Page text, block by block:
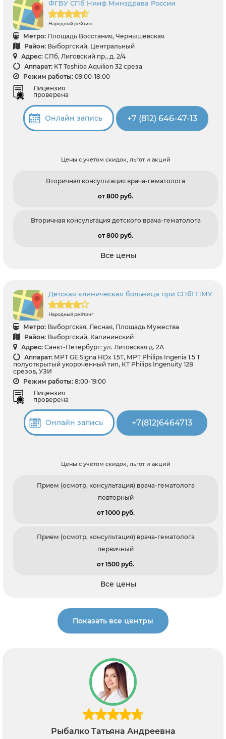
ФГБУ СПб Нииф Минздрава России
Народный рейтинг
Метро: Площадь Восстания, Чернышевская
Район: Выборгский, Центральный
Адрес: СПб, Лиговский пр., д. 2/4
Аппарат: КТ Toshiba Aquilion 32 среза
Режим работы: 09:00-18:00
Лицензия
проверена
Онлайн запись +7 (812) 646-47-13
Цены с учетом скидок, льгот и акций
Вторичная консультация врача-гематолога
от 800 pуб.
Вторичная консультация детского врача-гематолога
от 800 pуб.
Все цены
Детская клиническая больница при СПбГПМУ
Народный рейтинг
Метро: Выборгская, Лесная, Площадь Мужества
Район: Выборгский, Калининский
Адрес: Санкт-Петербург: ул. Литовская д. 2А
Аппарат: МРТ GЕ Signa HDx 1.5Т, МРТ Philips Ingenia 1.5 Т
полуоткрытый укороченный тип, КТ Philips Ingenuity 128
срезов, УЗИ
Режим работы: 8:00-19:00
Лицензия
проверена
Онлайн запись +7(812)6464713
Цены с учетом скидок, льгот и акций
Прием (осмотр, консультация) врача-гематолога
повторный
от 1000 pуб.
Прием (осмотр, консультация) врача-гематолога
первичный
от 1500 pуб.
Все цены
Показать все центры
Рыбалко Татьяна Андреевна